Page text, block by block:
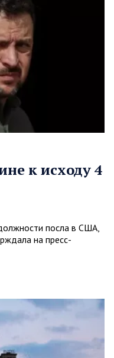
к исходу 4
посла в США,
на пресс-